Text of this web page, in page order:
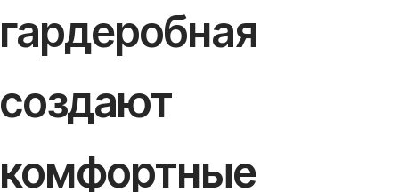
гардеробная
создают
комфортные